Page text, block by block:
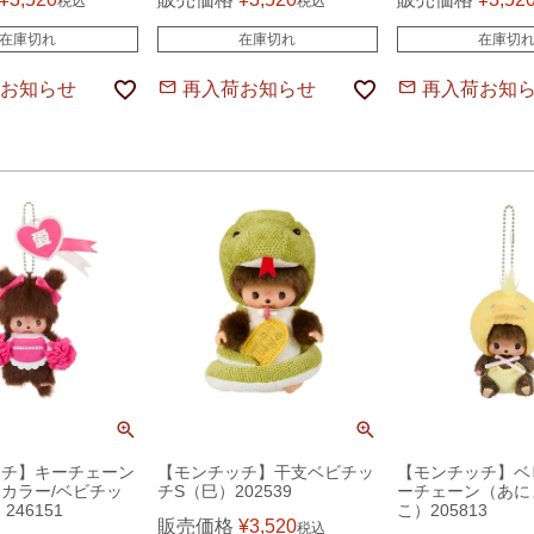
在庫切れ
知らせ
在庫切れ
再入荷お知らせ
在庫切れ
再入荷お知
】キーチェーン
ラー/ベビチッ
246151
【モンチッチ】干支ベビチッ
チS（巳）202539
販売価格 ¥3,520税込
【モンチッチ】
ーチェーン（あ
こ）205813